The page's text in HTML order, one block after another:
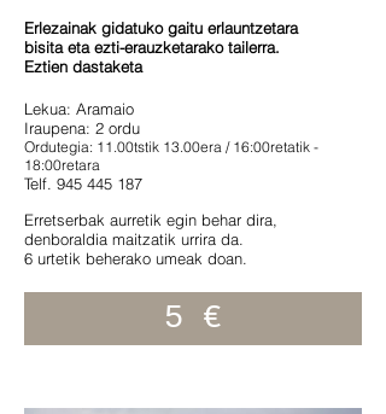
Erlezainak gidatuko gaitu erlauntzetara
bisita eta ezti-erauzketarako tailerra.
Eztien dastaketa
Lekua: Aramaio
Iraupena: 2 ordu
Ordutegia: 11.00tstik 13.00era / 16:00retatik -
18:00retara
Telf. 945 445 187
Erretserbak aurretik egin behar dira,
denboraldia maitzatik urrira da.
6 urtetik beherako umeak doan.
5 €